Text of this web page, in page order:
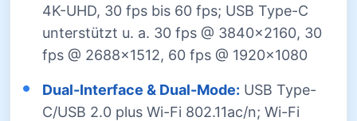
4K-UHD, 30 fps bis 60 fps; USB Type-C
unterstützt u. a. 30 fps @ 3840×2160, 30
fps @ 2688×1512, 60 fps @ 1920×1080
Dual-Interface & Dual-Mode: USB Type-
C/USB 2.0 plus Wi-Fi 802.11ac/n; Wi-Fi